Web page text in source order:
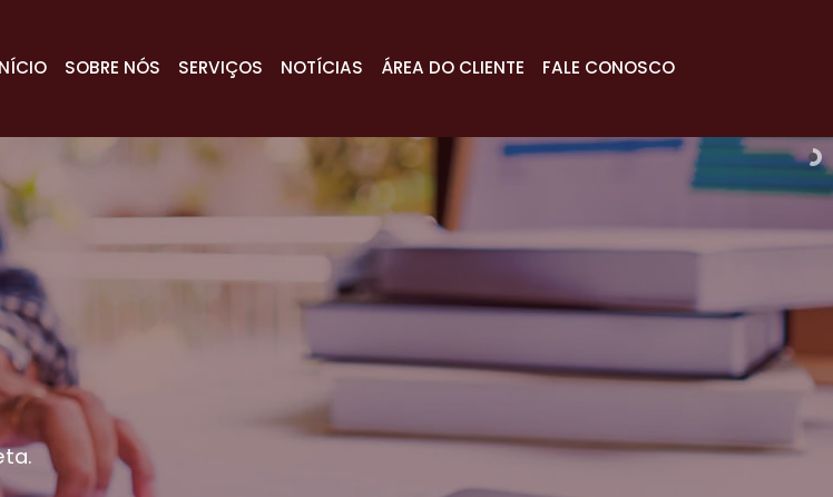
SOBRE NÓS SERVIÇOS NOTÍCIAS ÁREA DO CLIENTE FALE CONOSCO